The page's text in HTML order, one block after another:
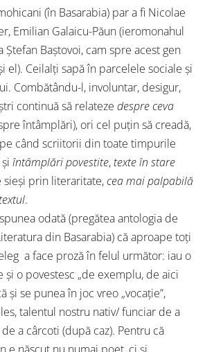
(în Basarabia) par a fi Nicolae
Emilian Galaicu-Păun (ieromonahul
Ştefan Baştovoi, cam spre acest gen
el). Ceilalţi sapă în parcelele sociale şi
Combătându-l, involuntar, desigur,
continuă să relateze despre ceva
întâmplări), ori cel puţin să creadă,
când scriitorii din toate timpurile
şi întâmplări povestite,texte în stare
sieşi prin literaritate,cea mai palpabilă
.
odată (pregătea antologia de
din Basarabia) că aproape toţi
a face proză în felul următor: iau o
o povestesc „de exemplu, de aici
şi se punea în joc vreo „vocaţie”,
talentul nostru nativ/ funciar de a
a cârcoti (după caz). Pentru că